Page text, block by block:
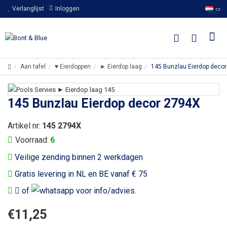
Verlanglijst Inloggen
Aan tafel ♥ Eierdoppen ► Eierdop laag 145 Bunzlau Eierdop
145 Bunzlau Eierdop decor 2794X
Veilige zending binnen 2 werkdagen
Gratis levering in NL en BE vanaf € 75
of
voor info/advies.
Voorraad: 6
Artikel nr: 145 2794X
€11,25